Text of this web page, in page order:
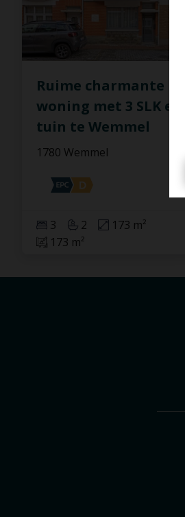
Ruime charmante
woning met 3 SLK en
tuin te Wemmel
1780 Wemmel
3 2
173 m²
173 m²